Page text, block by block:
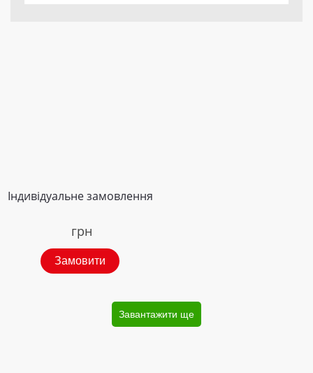
Індивідуальне замовлення
грн
Замовити
Завантажити ще